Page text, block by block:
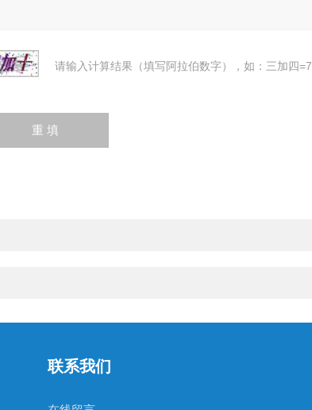
请输入计算结果（填写阿拉伯数字），如：三加四=7
联系我们